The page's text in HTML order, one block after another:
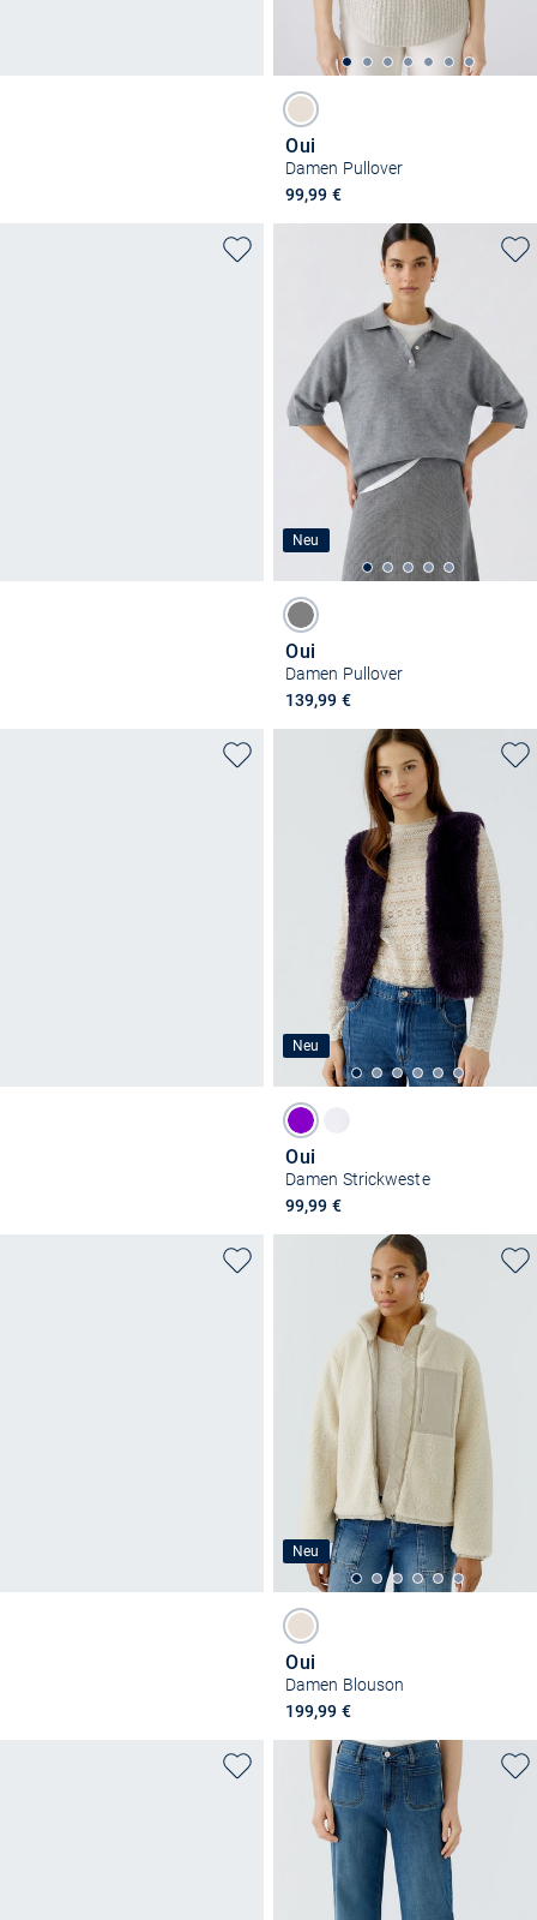
Oui
Damen Pullover
99,99 €
Neu
Oui
Damen Pullover
139,99 €
Neu
Oui
Damen Strickweste
99,99 €
Neu
Oui
Damen Blouson
199,99 €